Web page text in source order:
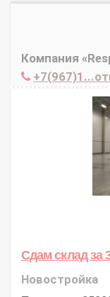
Компания
Сдам складза
Новостройка